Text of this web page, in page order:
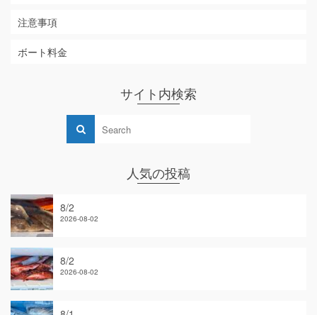
注意事項
ボート料金
サイト内検索
人気の投稿
8/2
2026-08-02
8/2
2026-08-02